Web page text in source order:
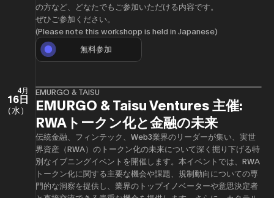
の方など、どなたでもご参加いただける内容です。
ぜひご参加ください。
(Please note this workshopp is held in Japanese)
無料参加
4月
16日
（水）
EMURGO & TAISU
EMURGO & Taisu Ventures 主催:
RWAトークン化と金融の未来
伝統金融、フィンテック、Web3業界のリーダーが集い、実世
界資産（RWA）のトークン化の未来について深く掘り下げる特
別なイブニングイベントを開催します。本イベントでは、RWA
トークン化に関する主要な機会や課題、規制動向についての専
門的な洞察を提供し、業界のトップイノベーターや意思決定者